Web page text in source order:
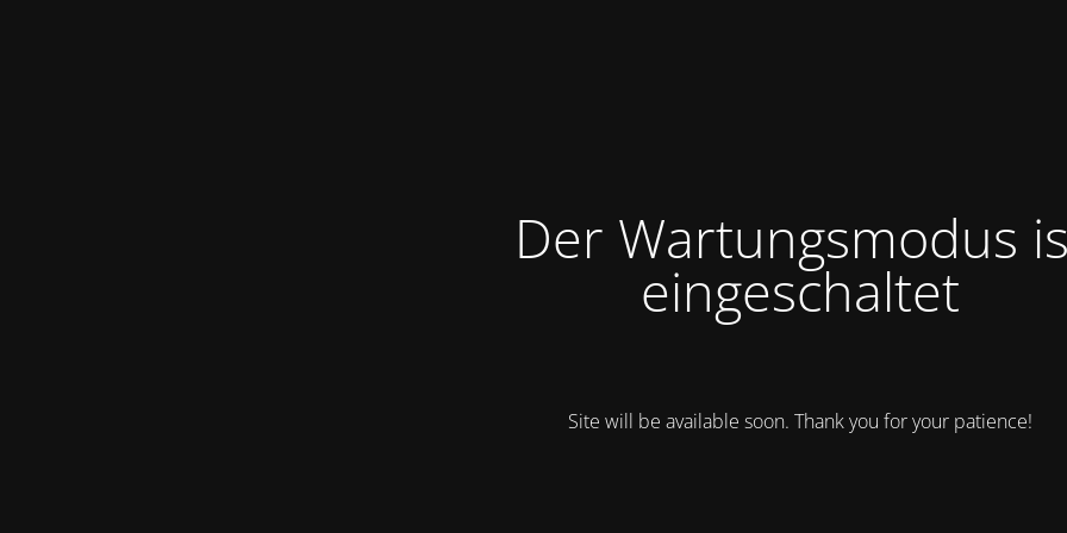
Der Wartungsmodus
eingeschaltet
Site will be available soon. Thank you for your patience!